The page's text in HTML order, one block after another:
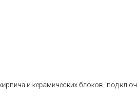
и керамических блоков "под